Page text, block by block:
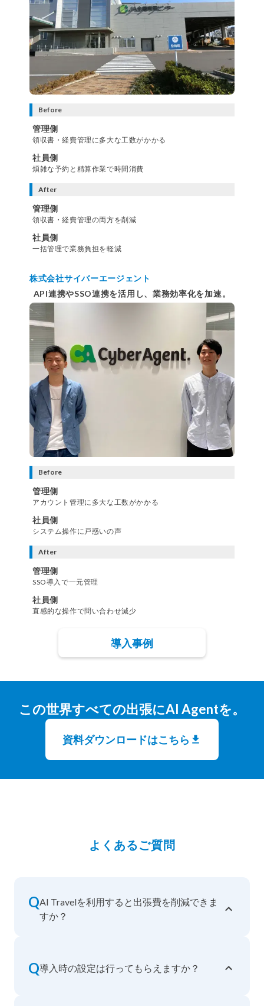
Before
管理側
領収書・経費管理に多大な工数がかかる
社員側
煩雑な予約と精算作業で時間消費
After
管理側
領収書・経費管理の両方を削減
社員側
一括管理で業務負担を軽減
株式会社サイバーエージェント
API連携やSSO連携を活用し、業務効率化を加速。
Before
管理側
アカウント管理に多大な工数がかかる
社員側
システム操作に戸惑いの声
After
管理側
SSO導入で一元管理
社員側
直感的な操作で問い合わせ減少
導入事例
この世界すべての出張にAI Agentを。
資料ダウンロードはこちら
よくあるご質問
QAI Travelを利用すると出張費を削減できま
すか？
Q導入時の設定は行ってもらえますか？